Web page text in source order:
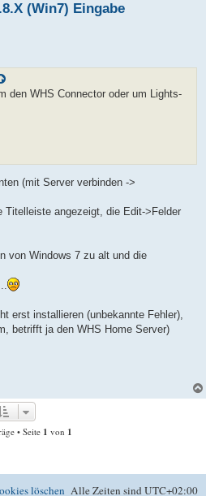
(Win7) Eingabe
den WHS Connector oder um Lights-
(mit Server verbinden ->
Titelleiste angezeigt, die Edit->Felder
von Windows 7 zu alt und die
erst installieren (unbekannte Fehler),
betrifft ja den WHS Home Server)
• Seite 1 von 1
Alle Zeiten sindUTC+02:00
löschen